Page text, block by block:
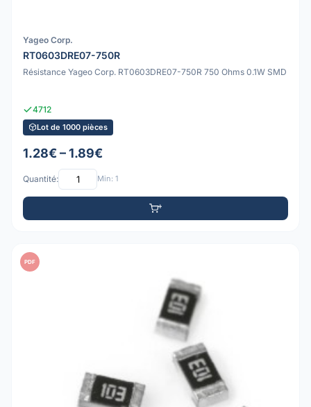
Yageo Corp.
RT0603DRE07-750R
Résistance Yageo Corp. RT0603DRE07-750R 750 Ohms 0.1W SMD
4712
Lot de 1000 pièces
1.28€ – 1.89€
Quantité: Min: 1
PDF